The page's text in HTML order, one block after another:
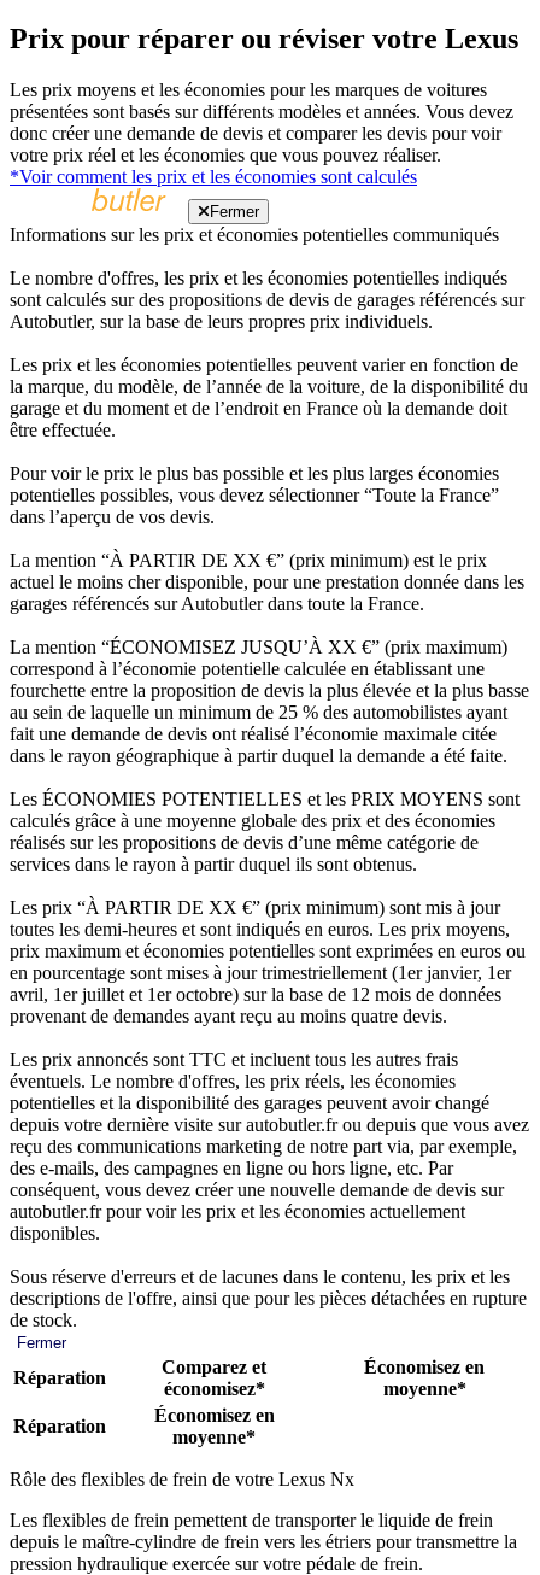
Prix pour réparer ou réviser votre Lexus
Les prix moyens et les économies pour les marques de voitures
présentées sont basés sur différents modèles et années. Vous devez
donc créer une demande de devis et comparer les devis pour voir
votre prix réel et les économies que vous pouvez réaliser.
*Voir comment les prix et les économies sont calculés
Fermer
Informations sur les prix et économies potentielles communiqués
Le nombre d'offres, les prix et les économies potentielles indiqués
sont calculés sur des propositions de devis de garages référencés sur
Autobutler, sur la base de leurs propres prix individuels.
Les prix et les économies potentielles peuvent varier en fonction de
la marque, du modèle, de l’année de la voiture, de la disponibilité du
garage et du moment et de l’endroit en France où la demande doit
être effectuée.
Pour voir le prix le plus bas possible et les plus larges économies
potentielles possibles, vous devez sélectionner “Toute la France”
dans l’aperçu de vos devis.
La mention “À PARTIR DE XX €” (prix minimum) est le prix
actuel le moins cher disponible, pour une prestation donnée dans les
garages référencés sur Autobutler dans toute la France.
La mention “ÉCONOMISEZ JUSQU’À XX €” (prix maximum)
correspond à l’économie potentielle calculée en établissant une
fourchette entre la proposition de devis la plus élevée et la plus basse
au sein de laquelle un minimum de 25 % des automobilistes ayant
fait une demande de devis ont réalisé l’économie maximale citée
dans le rayon géographique à partir duquel la demande a été faite.
Les ÉCONOMIES POTENTIELLES et les PRIX MOYENS sont
calculés grâce à une moyenne globale des prix et des économies
réalisés sur les propositions de devis d’une même catégorie de
services dans le rayon à partir duquel ils sont obtenus.
Les prix “À PARTIR DE XX €” (prix minimum) sont mis à jour
toutes les demi-heures et sont indiqués en euros. Les prix moyens,
prix maximum et économies potentielles sont exprimées en euros ou
en pourcentage sont mises à jour trimestriellement (1er janvier, 1er
avril, 1er juillet et 1er octobre) sur la base de 12 mois de données
provenant de demandes ayant reçu au moins quatre devis.
Les prix annoncés sont TTC et incluent tous les autres frais
éventuels. Le nombre d'offres, les prix réels, les économies
potentielles et la disponibilité des garages peuvent avoir changé
depuis votre dernière visite sur autobutler.fr ou depuis que vous avez
reçu des communications marketing de notre part via, par exemple,
des e-mails, des campagnes en ligne ou hors ligne, etc. Par
conséquent, vous devez créer une nouvelle demande de devis sur
autobutler.fr pour voir les prix et les économies actuellement
disponibles.
Sous réserve d'erreurs et de lacunes dans le contenu, les prix et les
descriptions de l'offre, ainsi que pour les pièces détachées en rupture
de stock.
Fermer
Réparation
Comparez et
économisez*
Économisez en
moyenne*
Réparation
Économisez en
moyenne*
Rôle des flexibles de frein de votre Lexus Nx
Les flexibles de frein pemettent de transporter le liquide de frein
depuis le maître-cylindre de frein vers les étriers pour transmettre la
pression hydraulique exercée sur votre pédale de frein.